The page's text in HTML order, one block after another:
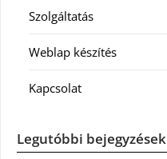
Szolgáltatás
Weblap készítés
Kapcsolat
Legutóbbi bejegyzések